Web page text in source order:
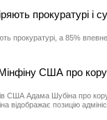
прокуратурі і
прокуратурі, а 85%
США про
США Адама Шубіна про
відображає позицію